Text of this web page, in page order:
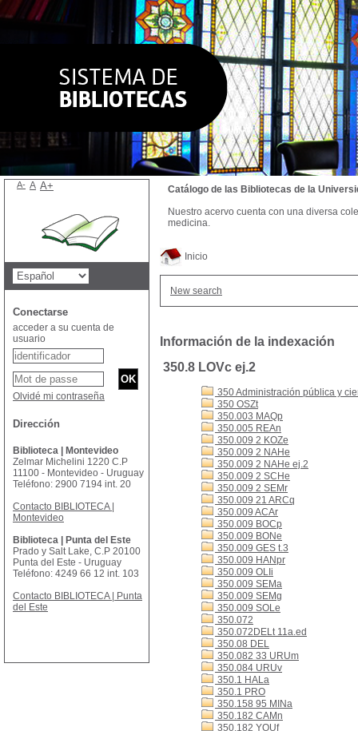
Inicio
New search
Información de la indexación
350.8 LOVc ej.2
350 Administración pública y
350 OSZt
350.003 MAQp
350.005 REAn
350.009 2 KOZe
350.009 2 NAHe
350.009 2 NAHe ej.2
350.009 2 SCHe
350.009 2 SEMr
350.009 21 ARCq
350.009 ACAr
350.009 BOCp
350.009 BONe
350.009 GES t.3
350.009 HANpr
350.009 OLIi
350.009 SEMa
350.009 SEMg
350.009 SOLe
350.072
350.072DELt 11a.ed
350.08 DEL
350.082 33 URUm
350.084 URUv
350.1 HALa
350.1 PRO
350.158 95 MINa
350.182 CAMn
350.182 YOUf
Catálogo de las Bibliotecas de la
Nuestro acervo cuenta con una diversa
medicina.
A- A A+
Conectarse
acceder a su cuenta de
usuario
Olvidé mi contraseña
Dirección
Biblioteca | Montevideo
Zelmar Michelini 1220 C.P
11100 - Montevideo - Uruguay
Teléfono: 2900 7194 int. 20
Contacto BIBLIOTECA |
Montevideo
Biblioteca | Punta del Este
Prado y Salt Lake, C.P 20100
Punta del Este - Uruguay
Teléfono: 4249 66 12 int. 103
Contacto BIBLIOTECA | Punta
del Este